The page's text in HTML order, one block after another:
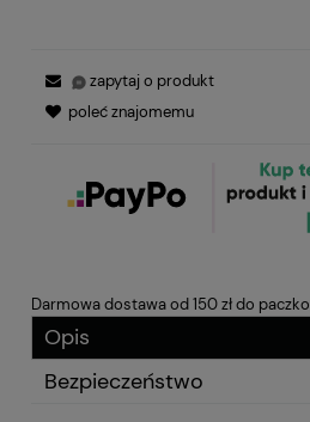
zapytaj o produkt
poleć znajomemu
Darmowa dostawa od 150 zł do
Opis
Bezpieczeństwo